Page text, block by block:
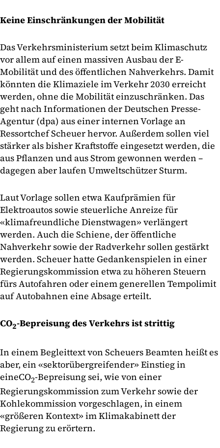
Keine Einschränkungen der Mobilität
Das Verkehrsministerium setzt beim Klimaschutz
vor allem auf einen massiven Ausbau der E-
Mobilität und des öffentlichen Nahverkehrs. Damit
könnten die Klimaziele im Verkehr 2030 erreicht
werden, ohne die Mobilität einzuschränken. Das
geht nach Informationen der Deutschen Presse-
Agentur (dpa) aus einer internen Vorlage an
Ressortchef Scheuer hervor. Außerdem sollen viel
stärker als bisher Kraftstoffe eingesetzt werden, die
aus Pflanzen und aus Strom gewonnen werden –
dagegen aber laufen Umweltschützer Sturm.
Laut Vorlage sollen etwa Kaufprämien für
Elektroautos sowie steuerliche Anreize für
«klimafreundliche Dienstwagen» verlängert
werden. Auch die Schiene, der öffentliche
Nahverkehr sowie der Radverkehr sollen gestärkt
werden. Scheuer hatte Gedankenspielen in einer
Regierungskommission etwa zu höheren Steuern
fürs Autofahren oder einem generellen Tempolimit
auf Autobahnen eine Absage erteilt.
CO2-Bepreisung des Verkehrs ist strittig
In einem Begleittext von Scheuers Beamten heißt es
aber, ein «sektorübergreifender» Einstieg in
eineCO2-Bepreisung sei, wie von einer
Regierungskommission zum Verkehr sowie der
Kohlekommission vorgeschlagen, in einem
«größeren Kontext» im Klimakabinett der
Regierung zu erörtern.